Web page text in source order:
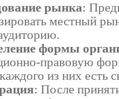
рынка:
местный
формы
правовую
из них есть
: После